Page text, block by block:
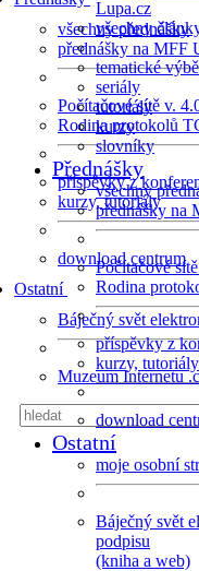
všechny přednášky
přednášky na MFF
Počítačové sítě v.
Rodina protokolů
příspěvky z
kurzy, tutoriály
download centrum
Ostatní
Báječný svět
Muzeum Internetu
Lupa.cz
všechny
tematické
seriály
tutoriály
kurzy
slovníky
Přednášky
všechny
přednášky na
Počítačové
Rodina
příspěvky z
kurzy, tutoriály
download
Ostatní
moje osobní
Báječný svět
podpisu
(kniha a web)